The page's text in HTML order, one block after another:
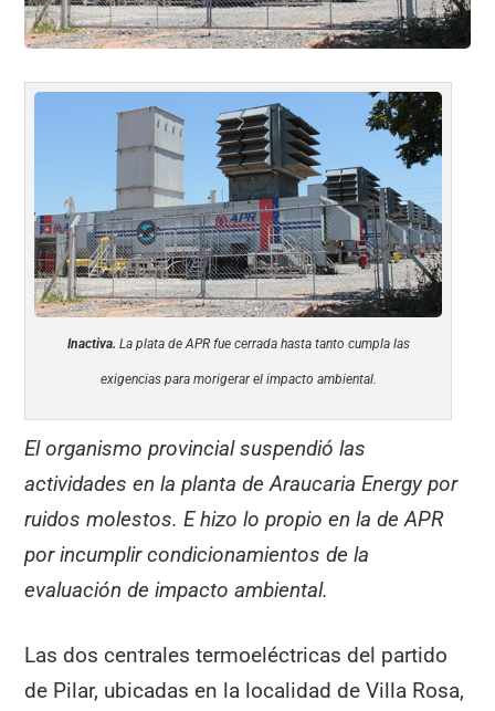
Inactiva. La plata de APR fue cerrada hasta tanto cumpla las
exigencias para morigerar el impacto ambiental.
El organismo provincial suspendió las
actividades en la planta de Araucaria Energy por
ruidos molestos. E hizo lo propio en la de APR
por incumplir condicionamientos de la
evaluación de impacto ambiental.
Las dos centrales termoeléctricas del partido
de Pilar, ubicadas en la localidad de Villa Rosa,